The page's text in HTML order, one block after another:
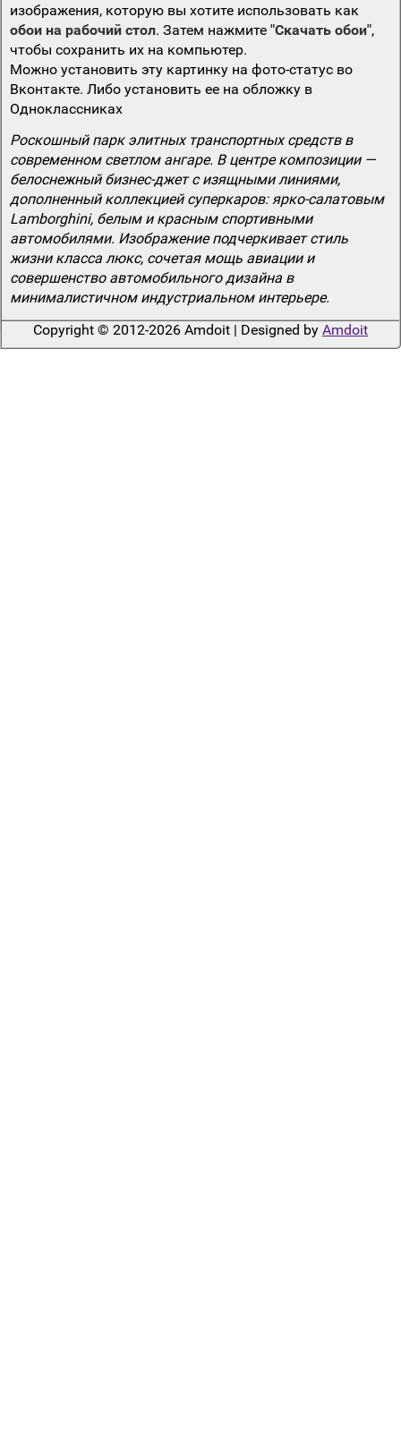
изображения, которую вы хотите использовать как
обои на рабочий стол. Затем нажмите "Скачать обои",
чтобы сохранить их на компьютер.
Можно установить эту картинку на фото-статус во
Вконтакте. Либо установить ее на обложку в
Одноклассниках
Роскошный парк элитных транспортных средств в
современном светлом ангаре. В центре композиции —
белоснежный бизнес-джет с изящными линиями,
дополненный коллекцией суперкаров: ярко-салатовым
Lamborghini, белым и красным спортивными
автомобилями. Изображение подчеркивает стиль
жизни класса люкс, сочетая мощь авиации и
совершенство автомобильного дизайна в
минималистичном индустриальном интерьере.
Copyright © 2012-2026 Amdoit | Designed by Amdoit